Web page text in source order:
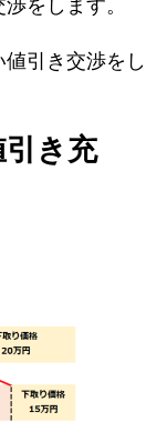
をします。
引き交渉をし
引き充